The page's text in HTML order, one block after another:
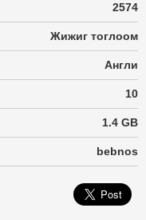
2574
Жижиг тоглоом
Англи
10
1.4 GB
bebnos